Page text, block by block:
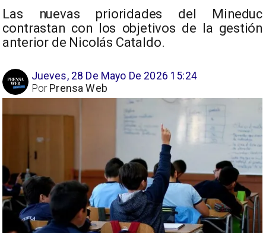
Las nuevas prioridades del Mineduc
contrastan con los objetivos de la gestión
anterior de Nicolás Cataldo.
Jueves, 28 De Mayo De 2026 15:24
Prensa Web
Por